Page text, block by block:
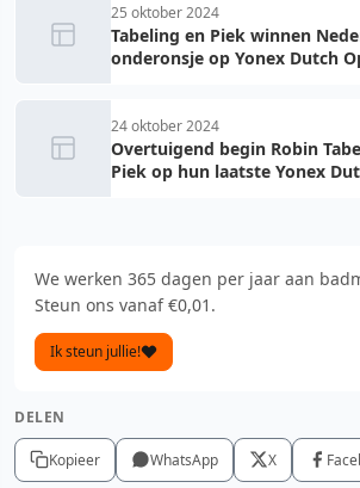
25 oktober 2024
Tabeling en Piek winnen
onderonsje op Yonex Dutch
24 oktober 2024
Overtuigend begin Robin
Piek op hun laatste Yonex
We werken 365 dagen per jaar aan
Steun ons vanaf €0,01.
Ik steun jullie!
DELEN
Kopieer WhatsApp X